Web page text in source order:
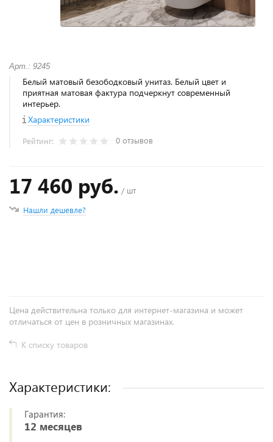
Арт.: 9245
Белый матовый безободковый унитаз. Белый цвет и
приятная матовая фактура подчеркнут современный
интерьер.
Характеристики
Рейтинг: 0 отзывов
17 460 руб. / шт
Нашли дешевле?
Цена действительна только для интернет-магазина и может
отличаться от цен в розничных магазинах.
К списку товаров
Характеристики:
Гарантия:
12 месяцев